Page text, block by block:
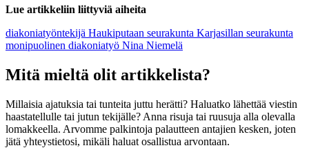
Lue artikkeliin liittyviä aiheita
diakoniatyöntekijä Haukiputaan seurakunta Karjasillan seurakunta
monipuolinen diakoniatyö Nina Niemelä
Mitä mieltä olit artikkelista?
Millaisia ajatuksia tai tunteita juttu herätti? Haluatko lähettää viestin
haastatellulle tai jutun tekijälle? Anna risuja tai ruusuja alla olevalla
lomakkeella. Arvomme palkintoja palautteen antajien kesken, joten
jätä yhteystietosi, mikäli haluat osallistua arvontaan.